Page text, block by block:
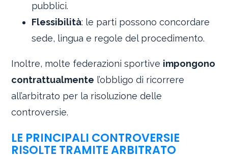
pubblici.
Flessibilità: le parti possono concordare
sede, lingua e regole del procedimento.
Inoltre, molte federazioni sportive impongono
contrattualmente l’obbligo di ricorrere
all’arbitrato per la risoluzione delle
controversie.
LE PRINCIPALI CONTROVERSIE
RISOLTE TRAMITE ARBITRATO